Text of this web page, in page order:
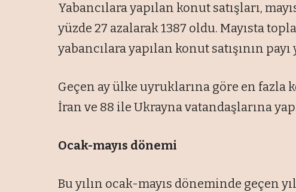
Yabancılara yapılan konut satışları,
yüzde 27 azalarak 1387 oldu. Mayısta
yabancılara yapılan konut satışının
Geçen ay ülke uyruklarına göre en fazla
İran ve 88 ile Ukrayna vatandaşlarına
Ocak-mayıs dönemi
Bu yılın ocak-mayıs döneminde geçen